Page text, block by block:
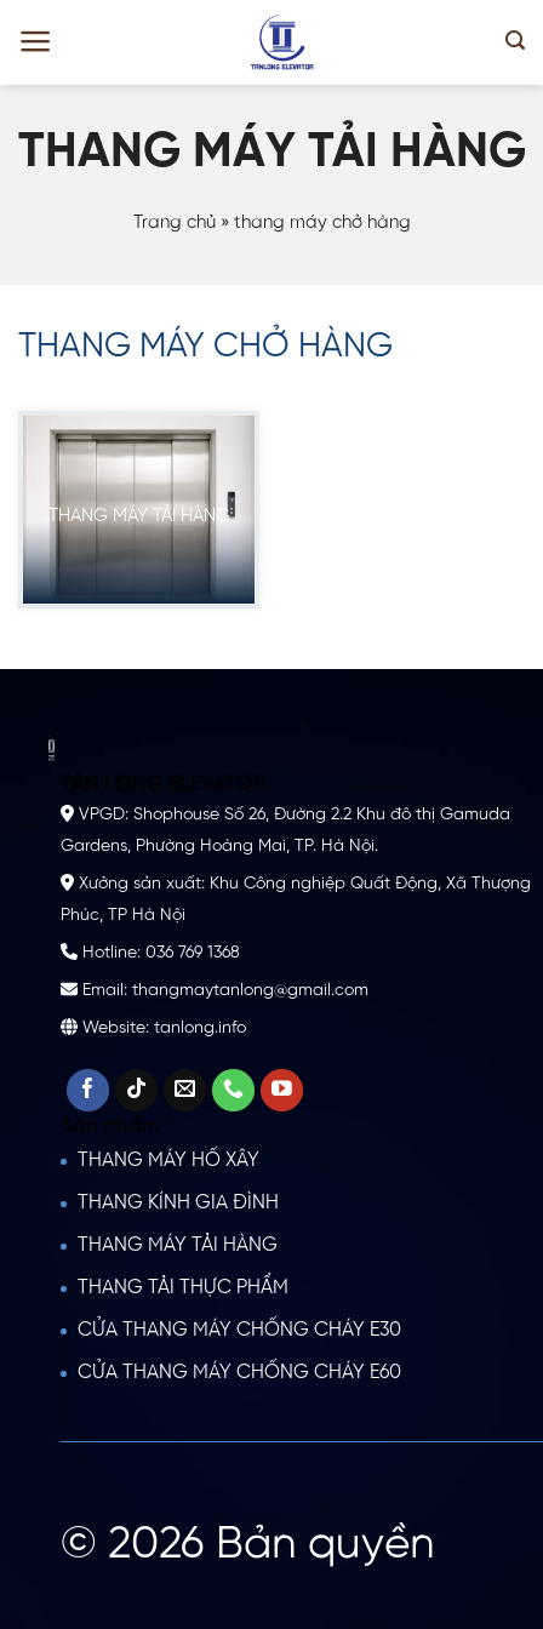
THANG MÁY TẢI HÀNG
Trang chủ» thang máy chở hàng
THANG MÁY CHỞ HÀNG
THANG MÁY TẢI HÀNG
TÂN LONG ELEVATOR
VPGD: Shophouse Số 26, Đường 2.2 Khu đô thị Gamuda
Gardens, Phường Hoàng Mai, TP. Hà Nội.
Xưởng sản xuất: Khu Công nghiệp Quất Động, Xã Thượng
Phúc, TP Hà Nội
Hotline: 036 769 1368
Email: thangmaytanlong@gmail.com
Website: tanlong.info
Sản phẩm
THANG MÁY HỐ XÂY
THANG KÍNH GIA ĐÌNH
THANG MÁY TẢI HÀNG
THANG TẢI THỰC PHẨM
CỬA THANG MÁY CHỐNG CHÁY E30
CỬA THANG MÁY CHỐNG CHÁY E60
© 2026 Bản quyền